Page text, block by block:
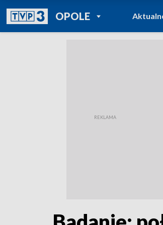
OPOLEPOWRÓT DO
TVP REGIONY